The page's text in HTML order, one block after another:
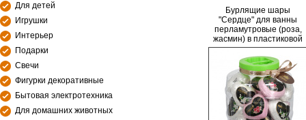
Для детей
Игрушки
Интерьер
Подарки
Свечи
Фигурки декоративные
Бытовая электротехника
Для домашних животных
Бурлящие шары
"Сердце" для ванны
перламутровые (роза,
жасмин) в пластиковой
банке, 130 г "Банные
штучки" / 18